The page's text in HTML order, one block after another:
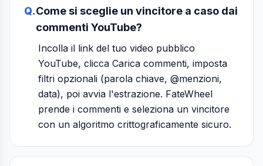
Q.Come si sceglie un vincitore a caso dai
commenti YouTube?
Incolla il link del tuo video pubblico
YouTube, clicca Carica commenti, imposta
filtri opzionali (parola chiave, @menzioni,
data), poi avvia l'estrazione. FateWheel
prende i commenti e seleziona un vincitore
con un algoritmo crittograficamente sicuro.